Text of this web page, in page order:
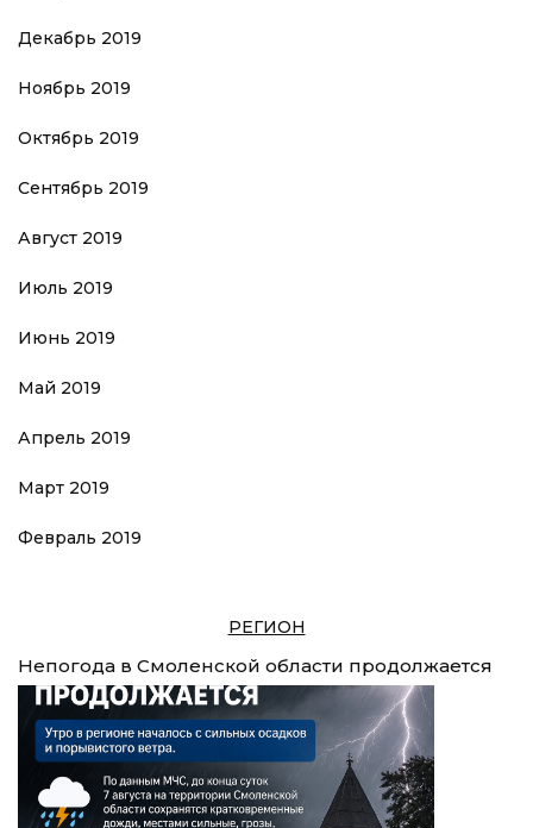
Декабрь 2019
Ноябрь 2019
Октябрь 2019
Сентябрь 2019
Август 2019
Июль 2019
Июнь 2019
Май 2019
Апрель 2019
Март 2019
Февраль 2019
РЕГИОН
Непогода в Смоленской области продолжается